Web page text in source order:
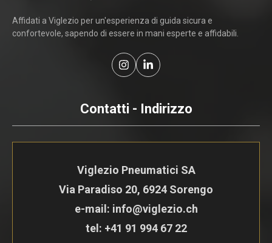
Affidati a Viglezio per un'esperienza di guida sicura e
confortevole, sapendo di essere in mani esperte e affidabili.
Contatti - Indirizzo
Viglezio Pneumatici SA
Via Paradiso 20, 6924 Sorengo
e-mail: info@viglezio.ch
tel: +41 91 994 67 22